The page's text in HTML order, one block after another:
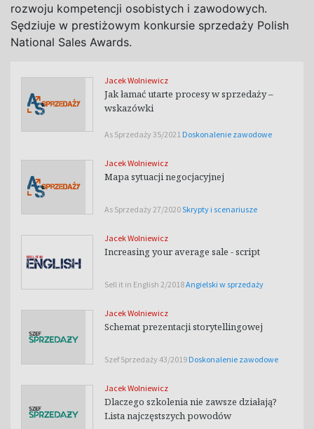
rozwoju kompetencji osobistych i zawodowych.
Sędziuje w prestiżowym konkursie sprzedaży Polish
National Sales Awards.
Jacek Wolniewicz
Jak łamać utarte procesy w sprzedaży –
wskazówki
As Sprzedaży 35/2021 Doskonalenie zawodowe
Jacek Wolniewicz
Mapa sytuacji negocjacyjnej
As Sprzedaży 27/2020Skrypty i scenariusze
Jacek Wolniewicz
Increasing your average sale - script
Sell it in English 2/2018Angielski w sprzedaży
Jacek Wolniewicz
Schemat prezentacji storytellingowej
Szef Sprzedaży 43/2019 Doskonalenie zawodowe
Jacek Wolniewicz
Dlaczego szkolenia nie zawsze działają?
Lista najczęstszych powodów